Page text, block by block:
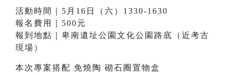
活動時間｜5月16日（六）1330-1630
報名費用｜500元
報到地點｜卑南遺址公園文化公園路底（近考古
現場）
本次專案搭配 免燒陶 砌石圈置物盒